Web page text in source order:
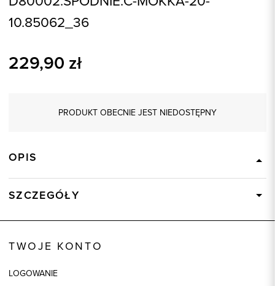
10.85062_36
229,90 zł
PRODUKT OBECNIE JEST NIEDOSTĘPNY
OPIS
SZCZEGÓŁY
Skład tkaniny
TWOJE KONTO
LOGOWANIE